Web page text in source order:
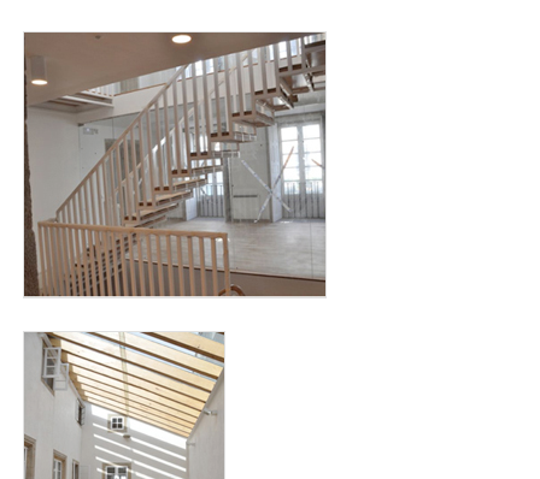
bendana1.jpg
bendana2.jpg